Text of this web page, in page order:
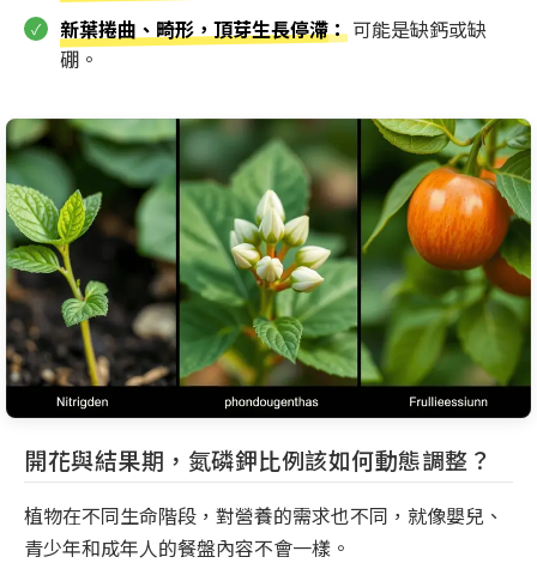
新葉捲曲、畸形，頂芽生長停滯： 可能是缺鈣或缺
硼。
開花與結果期，氮磷鉀比例該如何動態調整？
植物在不同生命階段，對營養的需求也不同，就像嬰兒、
青少年和成年人的餐盤內容不會一樣。